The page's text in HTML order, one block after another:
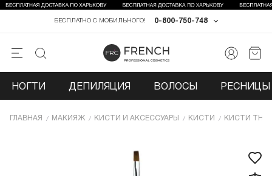
0-800-750-748
БЕСПЛАТНО С МОБИЛЬНОГО!
НОГТИ ДЕПИЛЯЦИЯ ВОЛОСЫ РЕСНИЦЫ
ГЛАВНАЯ МАКИЯЖ КИСТИ И АКСЕССУАРЫ КИСТИ КИСТИ